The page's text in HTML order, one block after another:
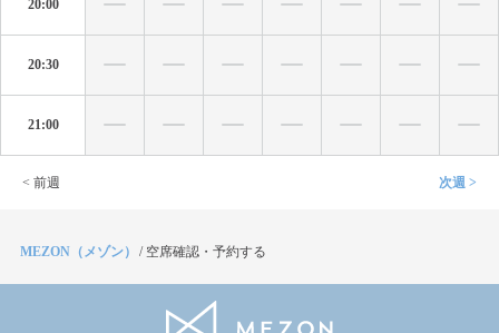
20:00
20:30
21:00
< 前週 次週 >
MEZON（メゾン） / 空席確認・予約する